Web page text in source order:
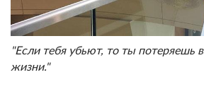
"Если тебя убьют, то ты потеряешь
жизни."